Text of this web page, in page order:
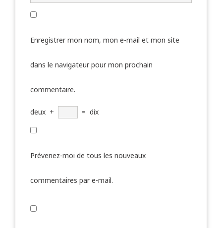
Enregistrer mon nom, mon e-mail et mon site
dans le navigateur pour mon prochain
commentaire.
deux + = dix
Prévenez-moi de tous les nouveaux
commentaires par e-mail.